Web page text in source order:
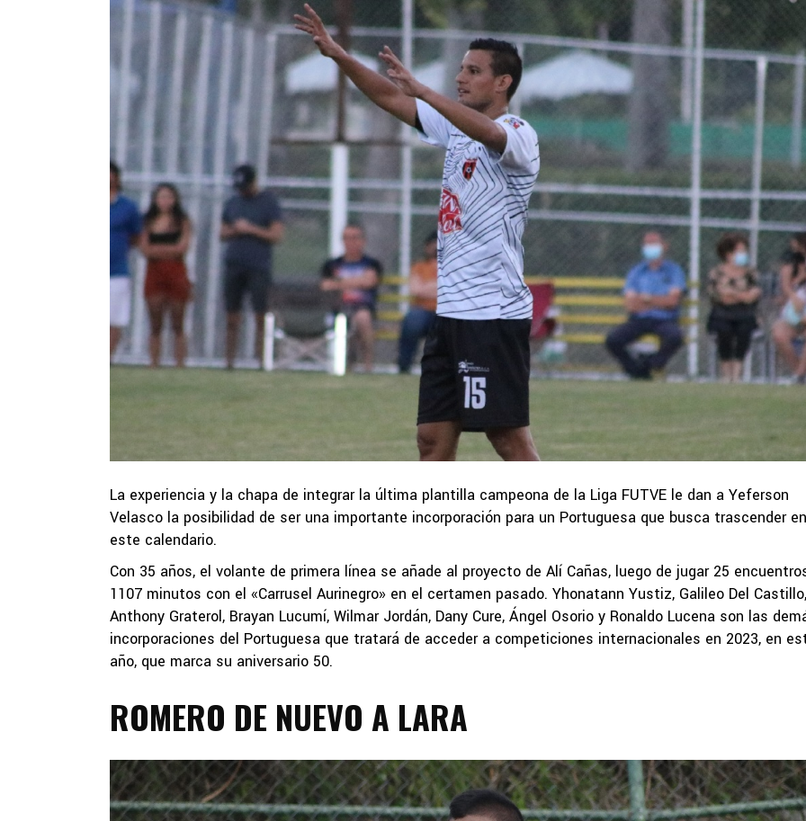
La experiencia y la chapa de integrar la última plantilla campeona de la Liga FUTVE le dan a Yeferson
Velasco la posibilidad de ser una importante incorporación para un Portuguesa que busca trascender en
este calendario.
Con 35 años, el volante de primera línea se añade al proyecto de Alí Cañas, luego de jugar 25
1107 minutos con el «Carrusel Aurinegro» en el certamen pasado. Yhonatann Yustiz, Galileo Del Castillo,
Anthony Graterol, Brayan Lucumí, Wilmar Jordán, Dany Cure, Ángel Osorio y Ronaldo Lucena son las
incorporaciones del Portuguesa que tratará de acceder a competiciones internacionales en 2023, en
año, que marca su aniversario 50.
ROMERO DE NUEVO A LARA